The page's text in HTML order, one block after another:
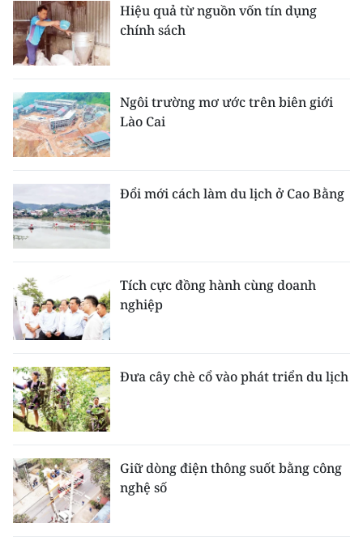
Hiệu quả từ nguồn vốn tín dụng
chính sách
Ngôi trường mơ ước trên biên giới
Lào Cai
Đổi mới cách làm du lịch ở Cao Bằng
Tích cực đồng hành cùng doanh
nghiệp
Đưa cây chè cổ vào phát triển du lịch
Giữ dòng điện thông suốt bằng công
nghệ số